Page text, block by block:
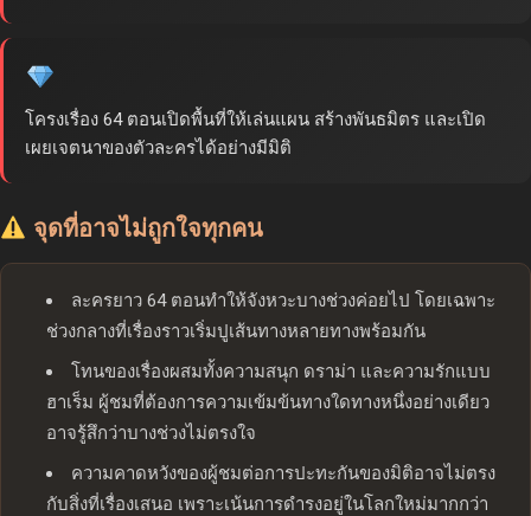
โครงเรื่อง 64 ตอนเปิดพื้นที่ให้เล่นแผน สร้างพันธมิตร และเปิด
เผยเจตนาของตัวละครได้อย่างมีมิติ
จุดที่อาจไม่ถูกใจทุกคน
ละครยาว 64 ตอนทำให้จังหวะบางช่วงค่อยไป โดยเฉพาะ
ช่วงกลางที่เรื่องราวเริ่มปูเส้นทางหลายทางพร้อมกัน
โทนของเรื่องผสมทั้งความสนุก ดราม่า และความรักแบบ
ฮาเร็ม ผู้ชมที่ต้องการความเข้มข้นทางใดทางหนึ่งอย่างเดียว
อาจรู้สึกว่าบางช่วงไม่ตรงใจ
ความคาดหวังของผู้ชมต่อการปะทะกันของมิติอาจไม่ตรง
กับสิ่งที่เรื่องเสนอ เพราะเน้นการดำรงอยู่ในโลกใหม่มากกว่า